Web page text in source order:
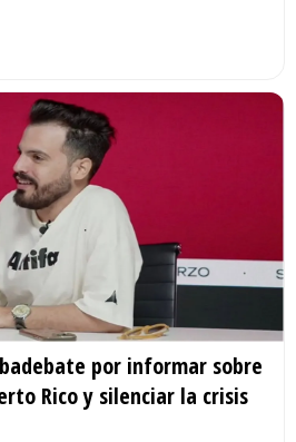
por informar sobre
Rico y silenciar la crisis